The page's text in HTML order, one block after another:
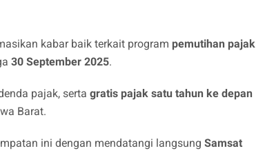
kabar baik terkait program pemutihan pajak
30 September 2025.
pajak, serta gratis pajak satu tahun ke depan
Barat.
ini dengan mendatangi langsung Samsat